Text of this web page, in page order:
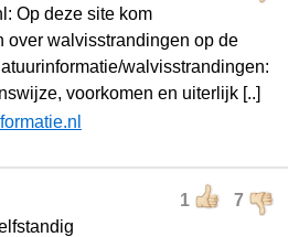
Op deze site kom
over walvisstrandingen op de
walvisstrandingen:
voorkomen en uiterlijk [..]
1 7